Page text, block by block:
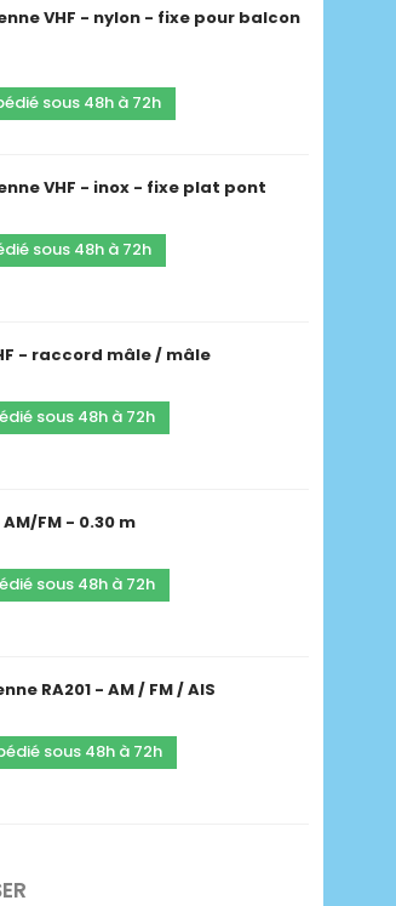
VHF - nylon - fixe pour balcon
sous 48h à 72h
VHF - inox - fixe plat pont
sous 48h à 72h
- raccord mâle / mâle
sous 48h à 72h
FM - 0.30 m
sous 48h à 72h
RA201 - AM / FM / AIS
sous 48h à 72h